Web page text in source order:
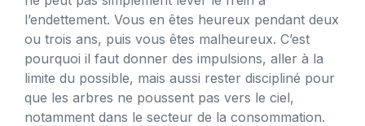
l’endettement. Vous en êtes heureux pendant deux
ou trois ans, puis vous êtes malheureux. C’est
pourquoi il faut donner des impulsions, aller à la
limite du possible, mais aussi rester discipliné pour
que les arbres ne poussent pas vers le ciel,
notamment dans le secteur de la consommation.